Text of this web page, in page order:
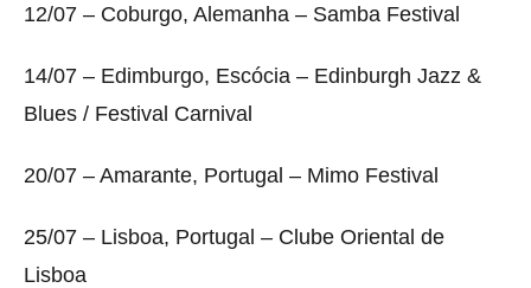
12/07 – Coburgo, Alemanha – Samba Festival
14/07 – Edimburgo, Escócia – Edinburgh Jazz &
Blues / Festival Carnival
20/07 – Amarante, Portugal – Mimo Festival
25/07 – Lisboa, Portugal – Clube Oriental de
Lisboa